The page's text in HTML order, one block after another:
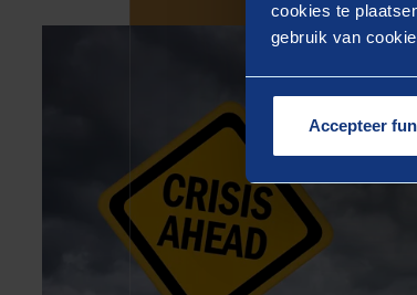
cookies te
gebruik van
Accepteer